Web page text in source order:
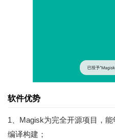
软件优势
1、Magisk为完全开源项目，
编译构建；